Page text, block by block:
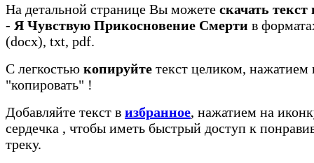
На детальной странице Вы можете скачать
- Я Чувствую Прикосновение Смерти в
(docx), txt, pdf.
С легкостью копируйте текст целиком, нажатием
"копировать" !
Добавляйте текст в избранное, нажатием на
сердечка , чтобы иметь быстрый доступ к
треку.